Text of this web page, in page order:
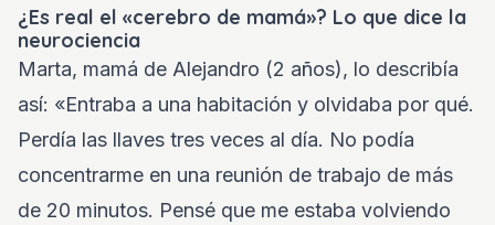
¿Es real el «cerebro de mamá»? Lo que dice la
neurociencia
Marta, mamá de Alejandro (2 años), lo describía
así: «Entraba a una habitación y olvidaba por qué.
Perdía las llaves tres veces al día. No podía
concentrarme en una reunión de trabajo de más
de 20 minutos. Pensé que me estaba volviendo